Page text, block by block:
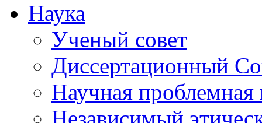
Наука
Ученый совет
Диссертационный
Научная проблемная